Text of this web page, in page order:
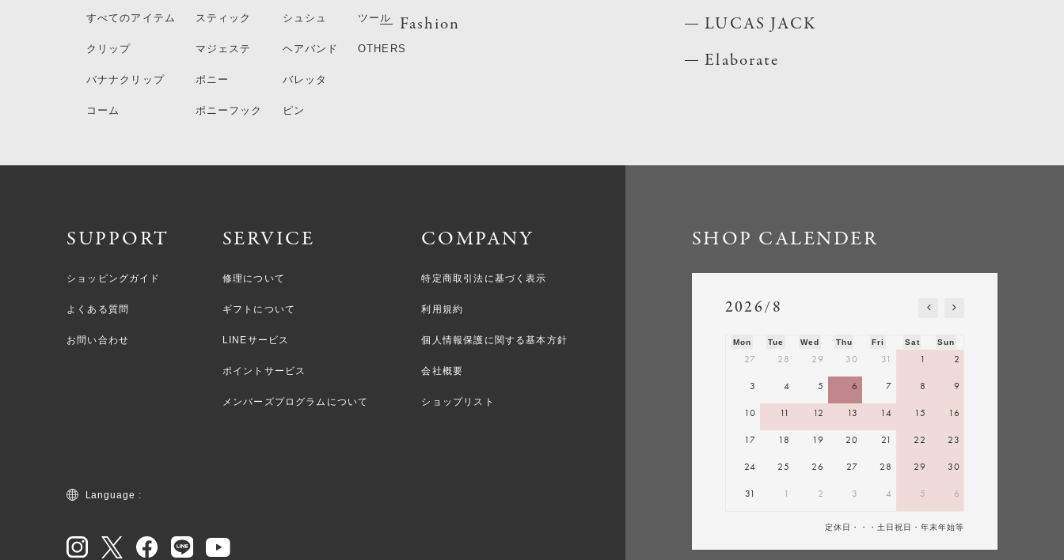
すべてのアイテム
クリップ
バナナクリップ
コーム
スティック
マジェステ
ポニー
ポニーフック
シュシュ
ヘアバンド
バレッタ
ピン
ツール
OTHERS
Fashion
LUCAS JACK
Elaborate
SUPPORT
ショッピングガイド
よくある質問
お問い合わせ
SERVICE
修理について
ギフトについて
LINEサービス
ポイントサービス
メンバーズプログラムについて
COMPANY
特定商取引法に基づく表示
利用規約
個人情報保護に関する基本方針
会社概要
ショップリスト
Language :
SHOP CALENDER
2026/8
Mon Tue Wed Thu Fri Sat Sun
27 28 29 30 31 1 2
3 4 5 6 7 8 9
10 11 12 13 14 15 16
17 18 19 20 21 22 23
24 25 26 27 28 29 30
31 1 2 3 4 5 6
定休日・・・土日祝日・年末年始等